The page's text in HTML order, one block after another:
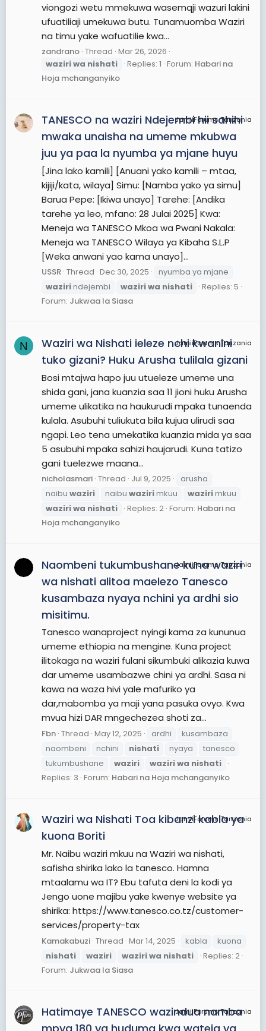
viongozi wetu mmekuwa wasemqji wazuri lakini
ufuatiliaji umekuwa butu. Tunamuomba Waziri
na timu yake wafuatilie kwa...
zandrano Thread Mar 26, 2026
waziriwa nishati Replies: 1 Forum: Habari na
Hoja mchanganyiko
JamiiForums Tanzania
TANESCO na waziri Ndejembi hii sahihi
mwaka unaisha na umeme mkubwa
juu ya paa la nyumba ya mjane huyu
[Jina lako kamili] [Anuani yako kamili – mtaa,
kijiji/kata, wilaya] Simu: [Namba yako ya simu]
Barua Pepe: [Ikiwa unayo] Tarehe: [Andika
tarehe ya leo, mfano: 28 Julai 2025] Kwa:
Meneja wa TANESCO Mkoa wa Pwani Nakala:
Meneja wa TANESCO Wilaya ya Kibaha S.L.P
[Weka anwani yao kama unayo]...
USSR Thread Dec 30, 2025
nyumba ya mjane
wazirindejembi waziriwa nishati
Replies: 5
Forum: Jukwaa la Siasa
N JamiiForums Tanzania
Waziri wa Nishati ieleze nchi kwanini
tuko gizani? Huku Arusha tulilala gizani
Bosi mtajwa hapo juu utueleze umeme una
shida gani, jana kuanzia saa 11 jioni huku Arusha
umeme ulikatika na haukurudi mpaka tunaenda
kulala. Asubuhi tuliukuta bila kujua ulirudi saa
ngapi. Leo tena umekatika kuanzia mida ya saa
5 asubuhi mpaka sahizi haujarudi. Kuna tatizo
gani tuelezwe maana...
nicholasmari Thread Jul 9, 2025
arusha
naibu waziri naibu wazirimkuu wazirimkuu
waziriwa nishati Replies: 2 Forum: Habari na
Hoja mchanganyiko
JamiiForums Tanzania
Naombeni tukumbushane kuna waziri
wa nishati alitoa maelezo Tanesco
kusambaza nyaya nchini ya ardhi sio
misitimu.
Tanesco wanaproject nyingi kama za kununua
umeme ethiopia na mengine. Kuna project
ilitokaga na waziri fulani sikumbuki alikazia kuwa
dar umeme usambazwe chini ya ardhi. Sasa ni
kawa na waza hivi yale mafuriko ya
dar,mabomba ya maji yana pasuka ovyo. Kwa
mvua hizi DAR mngechezea shoti za...
Fbn Thread May 12, 2025 ardhi
kusambaza
naombeni
nchini nishati nyaya
tanesco
tukumbushane
waziri waziriwa nishati
Replies: 3 Forum: Habari na Hoja mchanganyiko
JamiiForums Tanzania
Waziri wa Nishati Toa kibanzi kabla ya
kuona Boriti
Mr. Naibu waziri mkuu na Waziri wa nishati,
safisha shirika lako la tanesco. Hamna
mtaalamu wa IT? Ebu tafuta deni la kodi ya
Jengo uone majibu yake kwenye website ya
shirika: https://www.tanesco.co.tz/customer-
services/property-tax
Kamakabuzi Thread Mar 14, 2025 kabla
kuona
nishati
waziri waziriwa nishati
Replies: 2
Forum: Jukwaa la Siasa
JamiiForums Tanzania
Hatimaye TANESCO wazindua namba